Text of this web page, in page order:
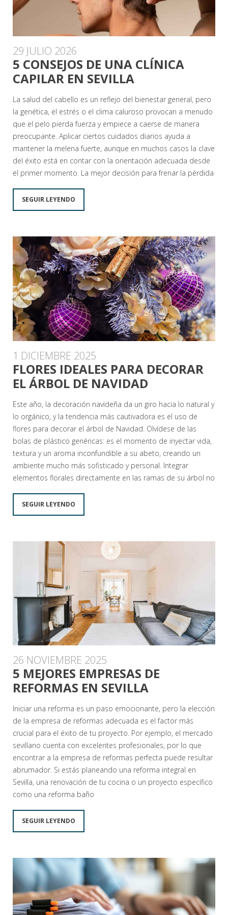
29 JULIO 2026
5 CONSEJOS DE UNA CLÍNICA
CAPILAR EN SEVILLA
La salud del cabello es un reflejo del bienestar general, pero
la genética, el estrés o el clima caluroso provocan a menudo
que el pelo pierda fuerza y empiece a caerse de manera
preocupante. Aplicar ciertos cuidados diarios ayuda a
mantener la melena fuerte, aunque en muchos casos la clave
del éxito está en contar con la orientación adecuada desde
el primer momento. La mejor decisión para frenar la pérdida
SEGUIR LEYENDO
1 DICIEMBRE 2025
FLORES IDEALES PARA DECORAR
EL ÁRBOL DE NAVIDAD
Este año, la decoración navideña da un giro hacia lo natural y
lo orgánico, y la tendencia más cautivadora es el uso de
flores para decorar el árbol de Navidad. Olvídese de las
bolas de plástico genéricas: es el momento de inyectar vida,
textura y un aroma inconfundible a su abeto, creando un
ambiente mucho más sofisticado y personal. Integrar
elementos florales directamente en las ramas de su árbol no
SEGUIR LEYENDO
26 NOVIEMBRE 2025
5 MEJORES EMPRESAS DE
REFORMAS EN SEVILLA
Iniciar una reforma es un paso emocionante, pero la elección
de la empresa de reformas adecuada es el factor más
crucial para el éxito de tu proyecto. Por ejemplo, el mercado
sevillano cuenta con excelentes profesionales, por lo que
encontrar a la empresa de reformas perfecta puede resultar
abrumador. Si estás planeando una reforma integral en
Sevilla, una renovación de tu cocina o un proyecto específico
como una reforma baño
SEGUIR LEYENDO